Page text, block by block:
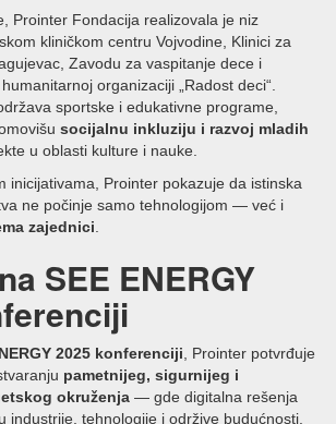
Prointer Fondacija realizovala je niz
kliničkom centru Vojvodine, Klinici za
Zavodu za vaspitanje dece i
organizaciji „Radost deci“.
sportske i edukativne programe,
socijalnu inkluziju i razvoj mladih
u oblasti kulture i nauke.
inicijativama, Prointer pokazuje da istinska
ne počinje samo tehnologijom — već i
zajednici.
SEE ENERGY
2025 konferenciji, Prointer potvrđuje
pametnijeg, sigurnijeg i
okruženja — gde digitalna rešenja
industrije, tehnologije i održive budućnosti.